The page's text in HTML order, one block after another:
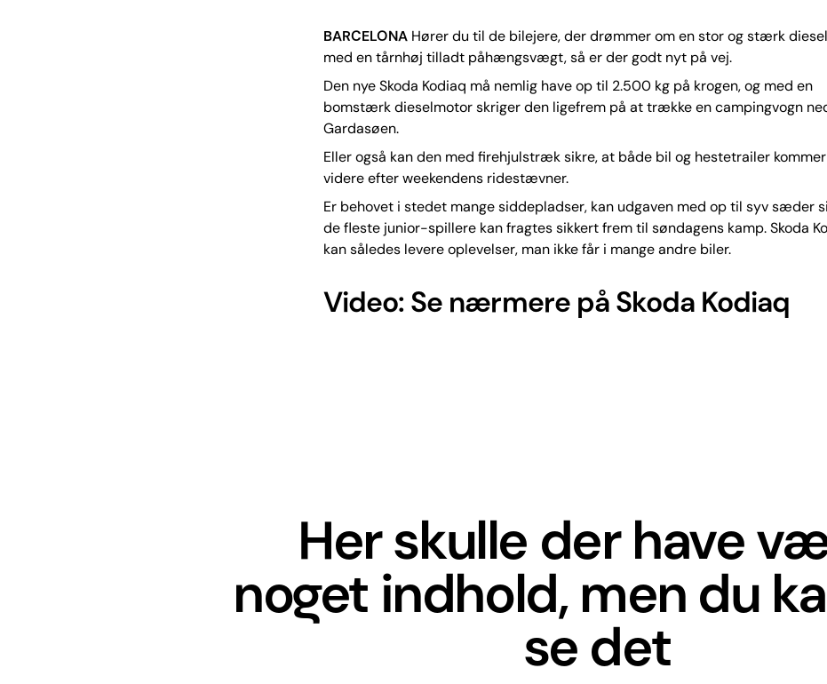
BARCELONAHører du til de bilejere, der drømmer om en stor og stærk
med en tårnhøj tilladt påhængsvægt, så er der godt nyt på vej.
Den nye Skoda Kodiaq må nemlig have op til 2.500 kg på krogen, og med en
bomstærk dieselmotor skriger den ligefrem på at trække en campingvogn
Gardasøen.
Eller også kan den med firehjulstræk sikre, at både bil og hestetrailer
videre efter weekendens ridestævner.
Er behovet i stedet mange siddepladser, kan udgaven med op til syv sæder
de fleste junior-spillere kan fragtes sikkert frem til søndagens kamp. Skoda
kan således levere oplevelser, man ikke får i mange andre biler.
Video: Se nærmere på Skoda Kodiaq
Her skulle der have
noget indhold, men du
se det